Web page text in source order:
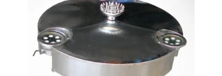
แผนผัง
เว็บไซต์